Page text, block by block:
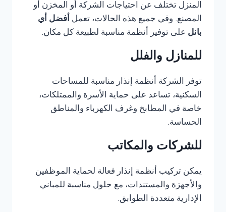
المنزل تختلف عن احتياجات الشركة أو المخزن أو
المصنع. وفي جميع هذه الحالات، تعمل أفضل أي
بانل على توفير أنظمة مناسبة لطبيعة كل مكان.
للمنازل والفلل
توفر الشركة أنظمة إنذار مناسبة للمساحات
السكنية، تساعد على حماية الأسرة والممتلكات،
خاصة في المطابخ وغرف الكهرباء والمناطق
الحساسة.
للشركات والمكاتب
يمكن تركيب أنظمة إنذار فعالة لحماية الموظفين
والأجهزة والمستندات، مع حلول مناسبة للمباني
الإدارية متعددة الطوابق.